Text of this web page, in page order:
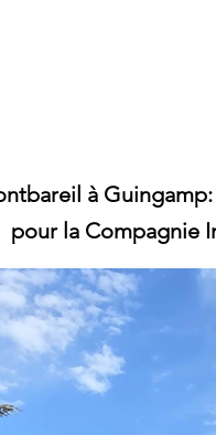
à
pour la Compagnie